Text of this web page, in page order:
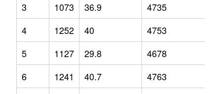
3
1073 36.9 4735
4
1252 40 4753
5
1127 29.8 4678
6
1241 40.7 4763